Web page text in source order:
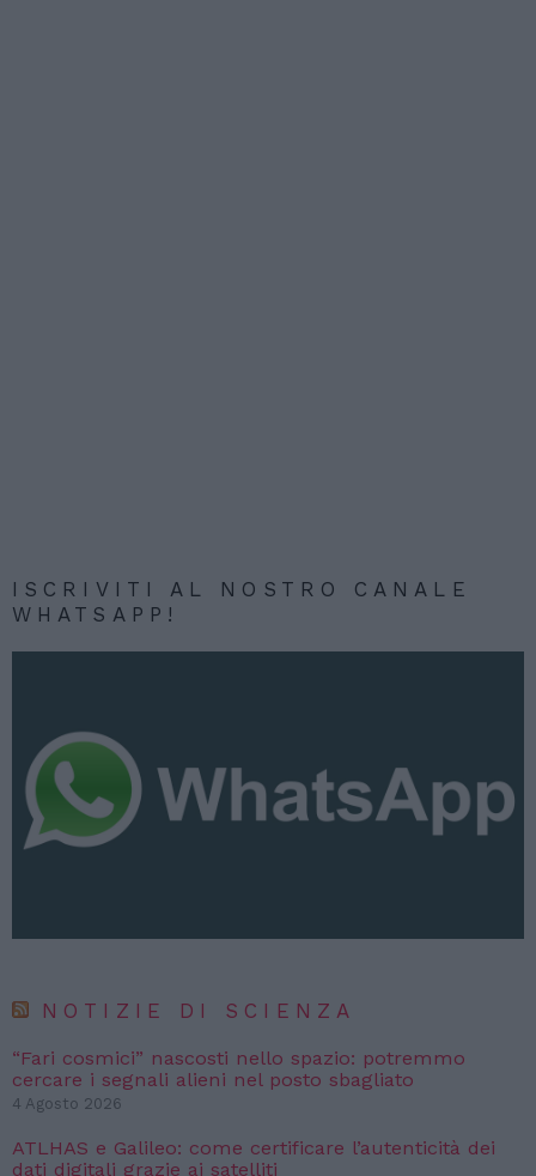
ISCRIVITI AL NOSTRO CANALE
WHATSAPP!
NOTIZIE DI SCIENZA
“Fari cosmici” nascosti nello spazio: potremmo
cercare i segnali alieni nel posto sbagliato
4 Agosto 2026
ATLHAS e Galileo: come certificare l’autenticità dei
dati digitali grazie ai satelliti